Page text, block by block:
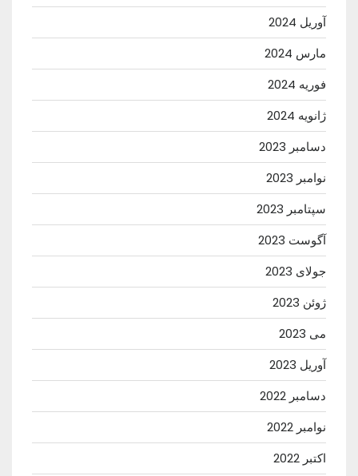
آوریل 2024
مارس 2024
فوریه 2024
ژانویه 2024
دسامبر 2023
نوامبر 2023
سپتامبر 2023
آگوست 2023
جولای 2023
ژوئن 2023
می 2023
آوریل 2023
دسامبر 2022
نوامبر 2022
اکتبر 2022